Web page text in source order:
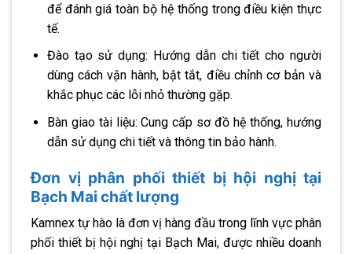
để đánh giá toàn bộ hệ thống trong điều kiện thực
tế.
Đào tạo sử dụng: Hướng dẫn chi tiết cho người
dùng cách vận hành, bật tắt, điều chỉnh cơ bản và
khắc phục các lỗi nhỏ thường gặp.
Bàn giao tài liệu: Cung cấp sơ đồ hệ thống, hướng
dẫn sử dụng chi tiết và thông tin bảo hành.
Đơn vị phân phối thiết bị hội nghị tại
Bạch Mai chất lượng
Kamnex tự hào là đơn vị hàng đầu trong lĩnh vực phân
phối thiết bị hội nghị tại Bạch Mai, được nhiều doanh